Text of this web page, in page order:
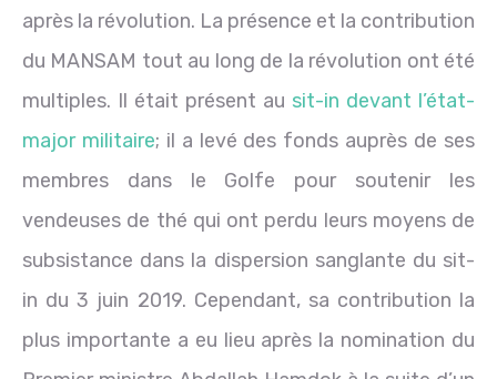
après la révolution. La présence et la contribution
du MANSAM tout au long de la révolution ont été
multiples. Il était présent au sit-in devant l’état-
major militaire; il a levé des fonds auprès de ses
membres dans le Golfe pour soutenir les
vendeuses de thé qui ont perdu leurs moyens de
subsistance dans la dispersion sanglante du sit-
in du 3 juin 2019. Cependant, sa contribution la
plus importante a eu lieu après la nomination du